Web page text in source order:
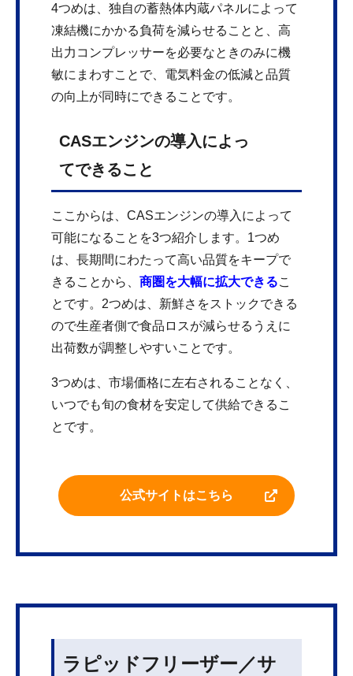
4つめは、独自の蓄熱体内蔵パネルによって
凍結機にかかる負荷を減らせることと、高
出力コンプレッサーを必要なときのみに機
敏にまわすことで、電気料金の低減と品質
の向上が同時にできることです。
CASエンジンの導入によっ
てできること
ここからは、CASエンジンの導入によって
可能になることを3つ紹介します。1つめ
は、長期間にわたって高い品質をキープで
きることから、 商圏を大幅に拡大できるこ
とです。2つめは、新鮮さをストックできる
ので生産者側で食品ロスが減らせるうえに
出荷数が調整しやすいことです。
3つめは、市場価格に左右されることなく、
いつでも旬の食材を安定して供給できるこ
とです。
公式サイトはこちら
ラピッドフリーザー／サ